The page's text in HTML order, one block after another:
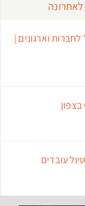
לאחרונה
וארגונים |
עובדים